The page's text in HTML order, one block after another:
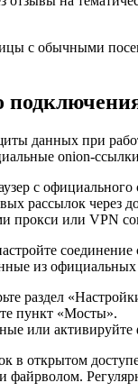
с обычными
данных при
onion-
с официального
рассылок через
прокси или VPN
из
раздел
пункт «Мосты».
или
в открытом
файрволом.